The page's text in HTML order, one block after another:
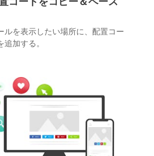
Google
ルを表示したい場所に、配置コー
追加する。